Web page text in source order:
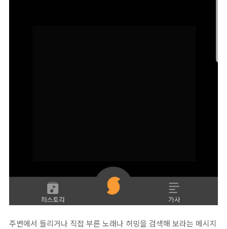
주변에서 들리거나 직접 부른 노래나 허밍을 검색해 보라는 메시지